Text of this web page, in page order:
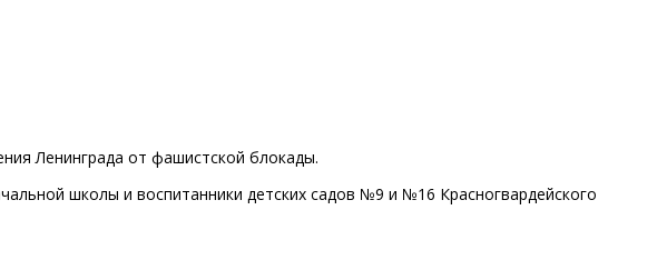
Ленинграда от фашистской блокады.
школы и воспитанники детских садов №9 и №16 Красногвардейского